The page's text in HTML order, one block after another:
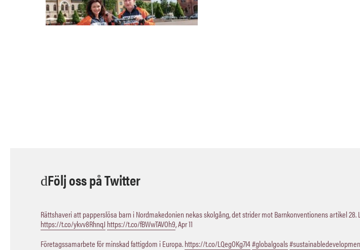
Följ oss på Twitter
Rättshaveri att papperslösa barn i Nordmakedonien nekas skolgång, det strider mot Barnkonventionens artikel
https://t.co/ykvv8RhnqJ https://t.co/fBWwTAVOh9,Apr 11
Företagssamarbete för minskad fattigdom i Europa.https://t.co/LQegOKg7I4#globalgoals